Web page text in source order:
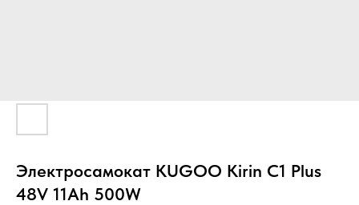
Электросамокат KUGOО Kirin C1 Plus
48V 11Ah 500W